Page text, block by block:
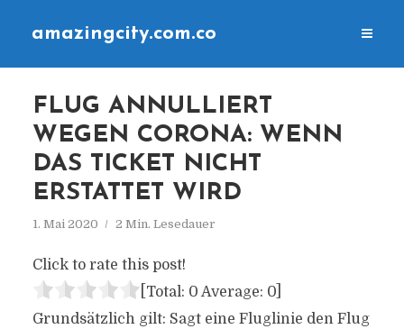
amazingcity.com.co
FLUG ANNULLIERT
WEGEN CORONA: WENN
DAS TICKET NICHT
ERSTATTET WIRD
1. Mai 2020 2 Min. Lesedauer
Click to rate this post!
[Total: 0 Average: 0]
Grundsätzlich gilt: Sagt eine Fluglinie den Flug